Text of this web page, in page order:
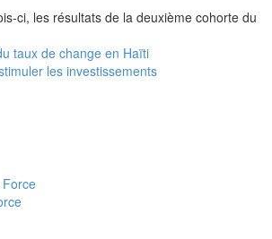
ci, les résultats de la deuxième cohorte du
taux de change en Haïti
les investissements